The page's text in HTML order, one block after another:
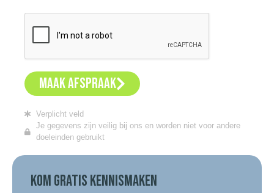
MAAK AFSPRAAK
Verplicht veld
Je gegevens zijn veilig bij ons en worden niet voor andere
doeleinden gebruikt
KOM GRATIS KENNISMAKEN